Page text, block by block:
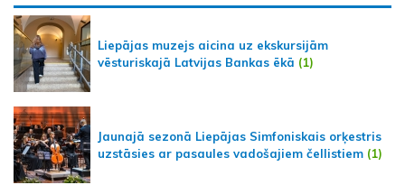
Liepājas muzejs aicina uz ekskursijām
vēsturiskajā Latvijas Bankas ēkā (1)
Jaunajā sezonā Liepājas Simfoniskais orķestris
uzstāsies ar pasaules vadošajiem čellistiem (1)